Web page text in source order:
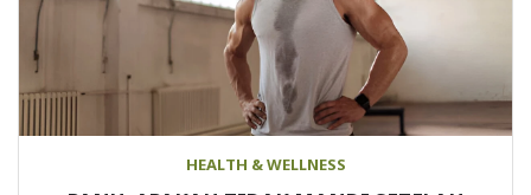
HEALTH & WELLNESS